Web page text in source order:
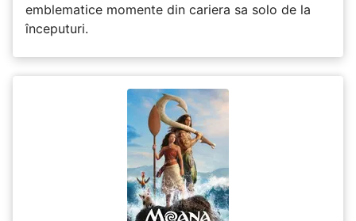
emblematice momente din cariera sa solo de la
începuturi.